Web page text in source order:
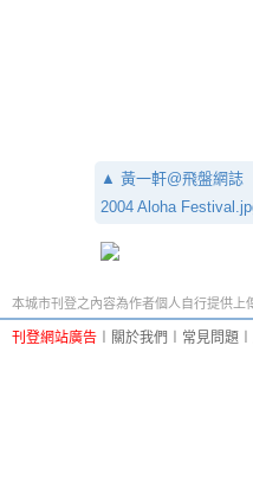
▲ 黃一軒@飛盤網誌
2004 Aloha
本城市刊登之內容為作者個人自行提供上
刊登網站廣告 關於我們 常見問題